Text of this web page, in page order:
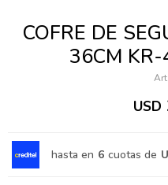
COFRE DE
36CM
USD
hasta en 6 cuotas de